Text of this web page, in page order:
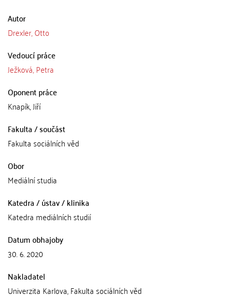
Autor
Drexler, Otto
Vedoucí práce
Ježková, Petra
Oponent práce
Knapík, Jiří
Fakulta / součást
Fakulta sociálních věd
Obor
Mediální studia
Katedra / ústav / klinika
Katedra mediálních studií
Datum obhajoby
30. 6. 2020
Nakladatel
Univerzita Karlova, Fakulta sociálních věd